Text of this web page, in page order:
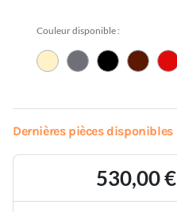
Couleur disponible :
Dernières pièces disponibles
530,00 €